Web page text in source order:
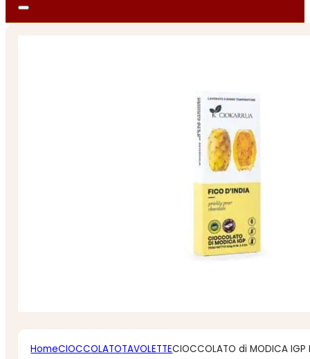
HomeCIOCCOLATOTAVOLETTECIOCCOLATO di MODICA IGP